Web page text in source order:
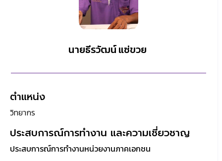
นายธีรวัฒน์ แซ่ขวย
ตำแหน่ง
วิทยากร
ประสบการณ์การทำงาน และความเชี่ยวชาญ
ประสบการณ์การทำงานหน่วยงานภาคเอกชน